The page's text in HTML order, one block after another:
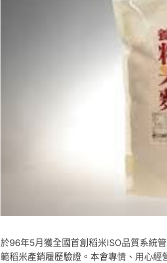
於96年5月獲全國首創稻米ISO品質系統
範稻米產銷履歷驗證。本會專情、用心